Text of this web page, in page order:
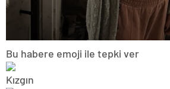
Bu habere emoji ile tepki ver